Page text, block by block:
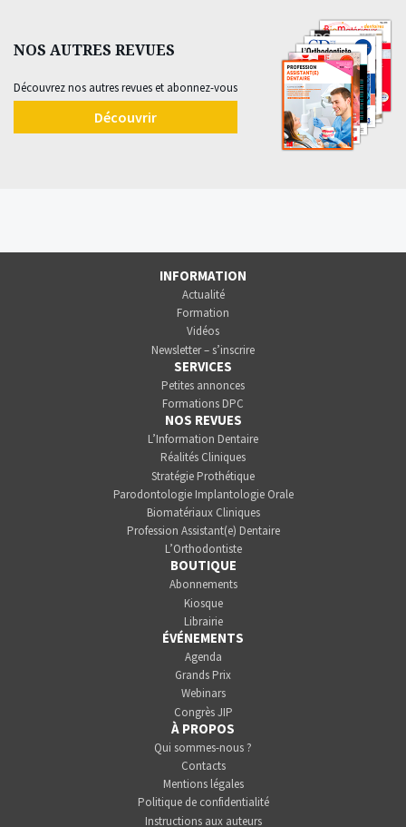
NOS AUTRES REVUES
Découvrez nos autres revues et abonnez-vous
Découvrir
INFORMATION
Actualité
Formation
Vidéos
Newsletter – s’inscrire
SERVICES
Petites annonces
Formations DPC
NOS REVUES
L’Information Dentaire
Réalités Cliniques
Stratégie Prothétique
Parodontologie Implantologie Orale
Biomatériaux Cliniques
Profession Assistant(e) Dentaire
L’Orthodontiste
BOUTIQUE
Abonnements
Kiosque
Librairie
ÉVÉNEMENTS
Agenda
Grands Prix
Webinars
Congrès JIP
À PROPOS
Qui sommes-nous ?
Contacts
Mentions légales
Politique de confidentialité
Instructions aux auteurs